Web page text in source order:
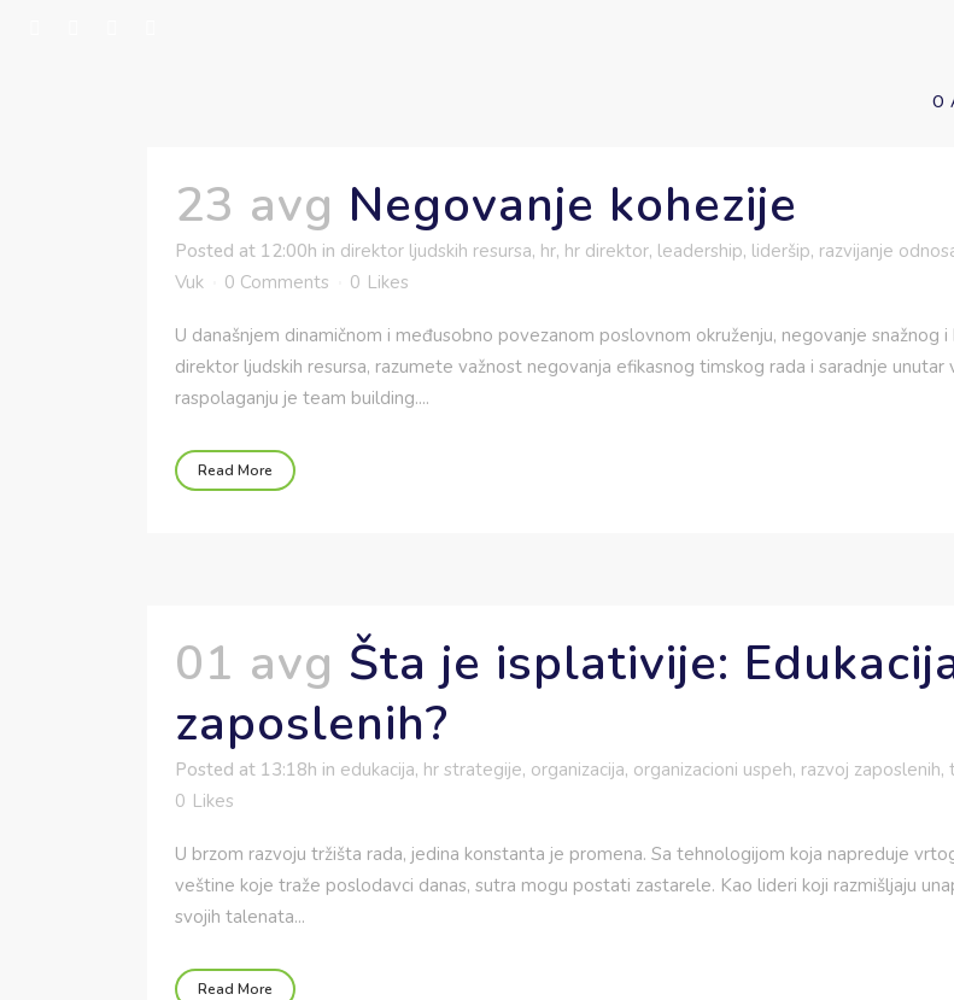
O
23 avg Negovanje kohezije
Posted at 12:00h in direktor ljudskih resursa, hr, hr direktor, leadership, lideršip, razvijanje
Vuk
0 Comments 0 Likes
U današnjem dinamičnom i međusobno povezanom poslovnom okruženju, negovanje snažnog
direktor ljudskih resursa, razumete važnost negovanja efikasnog timskog rada i saradnje
raspolaganju je team building....
Read More
01 avg Šta je isplativije:
zaposlenih?
Posted at 13:18h in edukacija, hr strategije, organizacija, organizacioni uspeh, razvoj zaposlenih,
0 Likes
U brzom razvoju tržišta rada, jedina konstanta je promena. Sa tehnologijom koja napreduje
veštine koje traže poslodavci danas, sutra mogu postati zastarele. Kao lideri koji razmišljaju
svojih talenata...
Read More